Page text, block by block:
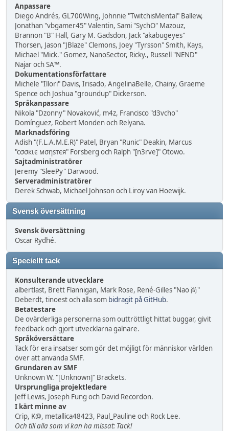
Anpassare
Diego Andrés, GL700Wing, Johnnie "TwitchisMental" Ballew,
Jonathan "vbgamer45" Valentin, Sami "SychO" Mazouz,
Brannon "B" Hall, Gary M. Gadsdon, Jack "akabugeyes"
Thorsen, Jason "JBlaze" Clemons, Joey "Tyrsson" Smith, Kays,
Michael "Mick." Gomez, NanoSector, Ricky., Russell "NEND"
Najar och SA™.
Dokumentationsförfattare
Michele "Illori" Davis, Irisado, AngelinaBelle, Chainy, Graeme
Spence och Joshua "groundup" Dickerson.
Språkanpassare
Nikola "Dzonny" Novaković, m4z, Francisco "d3vcho"
Domínguez, Robert Monden och Relyana.
Marknadsföring
Adish "(F.L.A.M.E.R)" Patel, Bryan "Runic" Deakin, Marcus
"cσσкιє мσηѕтєя" Forsberg och Ralph "[n3rve]" Otowo.
Sajtadministratörer
Jeremy "SleePy" Darwood.
Serveradministratörer
Derek Schwab, Michael Johnson och Liroy van Hoewijk.
Svensk översättning
Svensk översättning
Oscar Rydhé.
Speciellt tack
Konsulterande utvecklare
albertlast, Brett Flannigan, Mark Rose, René-Gilles "Nao 尚"
Deberdt, tinoest och alla som bidragit på GitHub.
Betatestare
De ovärderliga personerna som outtröttligt hittat buggar, givit
feedback och gjort utvecklarna galnare.
Språköversättare
Tack för era insatser som gör det möjligt för människor världen
över att använda SMF.
Grundaren av SMF
Unknown W. "[Unknown]" Brackets.
Ursprungliga projektledare
Jeff Lewis, Joseph Fung och David Recordon.
I kärt minne av
Crip, K@, metallica48423, Paul_Pauline och Rock Lee.
Och till alla som vi kan ha missat: Tack!